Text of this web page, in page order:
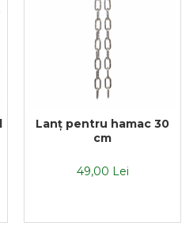
Lanț pentru hamac 30
cm
49,00 Lei